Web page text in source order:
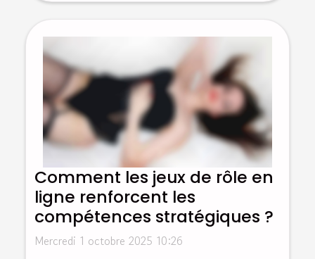
Comment les jeux de rôle en
ligne renforcent les
compétences stratégiques ?
Mercredi 1 octobre 2025 10:26